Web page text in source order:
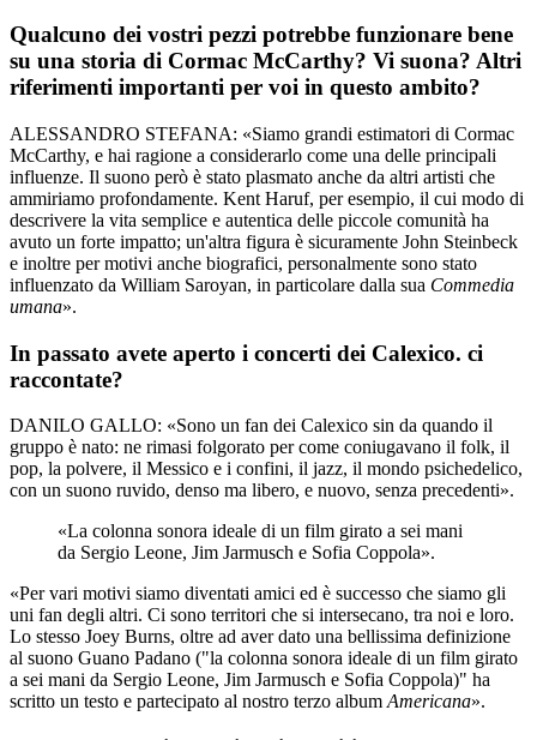
Qualcuno dei vostri pezzi potrebbe funzionare bene
su una storia di Cormac McCarthy? Vi suona? Altri
riferimenti importanti per voi in questo ambito?
ALESSANDRO STEFANA: «Siamo grandi estimatori di Cormac
McCarthy, e hai ragione a considerarlo come una delle principali
influenze. Il suono però è stato plasmato anche da altri artisti che
ammiriamo profondamente. Kent Haruf, per esempio, il cui modo di
descrivere la vita semplice e autentica delle piccole comunità ha
avuto un forte impatto; un'altra figura è sicuramente John Steinbeck
e inoltre per motivi anche biografici, personalmente sono stato
influenzato da William Saroyan, in particolare dalla sua Commedia
umana».
In passato avete aperto i concerti dei Calexico. ci
raccontate?
DANILO GALLO: «Sono un fan dei Calexico sin da quando il
gruppo è nato: ne rimasi folgorato per come coniugavano il folk, il
pop, la polvere, il Messico e i confini, il jazz, il mondo psichedelico,
con un suono ruvido, denso ma libero, e nuovo, senza precedenti».
«La colonna sonora ideale di un film girato a sei mani
da Sergio Leone, Jim Jarmusch e Sofia Coppola».
«Per vari motivi siamo diventati amici ed è successo che siamo gli
uni fan degli altri. Ci sono territori che si intersecano, tra noi e loro.
Lo stesso Joey Burns, oltre ad aver dato una bellissima definizione
al suono Guano Padano ("la colonna sonora ideale di un film girato
a sei mani da Sergio Leone, Jim Jarmusch e Sofia Coppola)" ha
scritto un testo e partecipato al nostro terzo albumAmericana».